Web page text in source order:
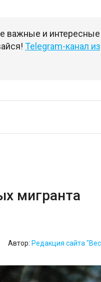
важные и интересные
Telegram-канал
мигранта
Автор: Редакция сайта